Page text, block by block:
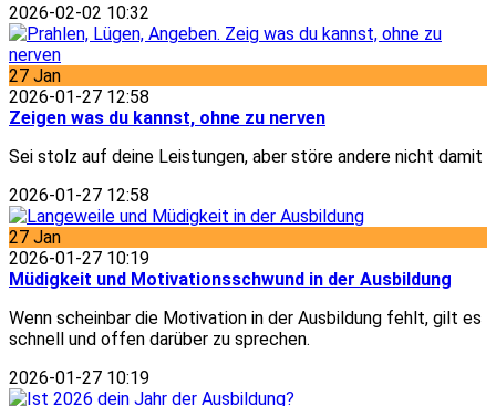
2026-02-02 10:32
27 Jan
2026-01-27 12:58
Zeigen was du kannst, ohne zu nerven
Sei stolz auf deine Leistungen, aber störe andere nicht damit
2026-01-27 12:58
27 Jan
2026-01-27 10:19
Müdigkeit und Motivationsschwund in der Ausbildung
Wenn scheinbar die Motivation in der Ausbildung fehlt, gilt es
schnell und offen darüber zu sprechen.
2026-01-27 10:19